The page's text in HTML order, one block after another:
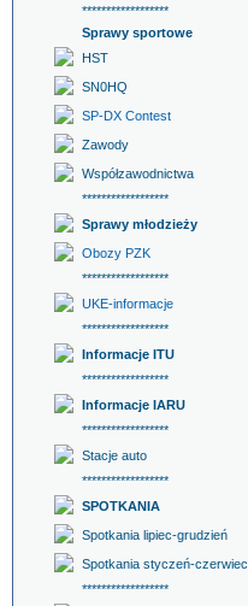
******************
Sprawy sportowe
HST
SN0HQ
SP-DX Contest
Zawody
Współzawodnictwa
******************
Sprawy młodzieży
Obozy PZK
******************
UKE-informacje
******************
Informacje ITU
******************
Informacje IARU
******************
Stacje auto
******************
SPOTKANIA
Spotkania lipiec-grudzień
Spotkania styczeń-czerwiec
******************